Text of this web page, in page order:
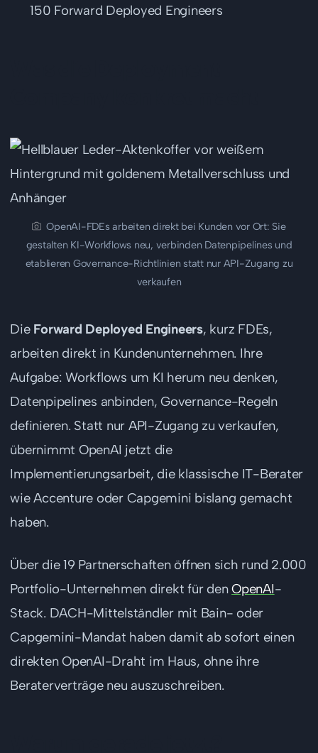
150 Forward Deployed Engineers
OpenAI-FDEs arbeiten direkt bei Kunden vor Ort: Sie
gestalten KI-Workflows neu, verbinden Datenpipelines und
etablieren Governance-Richtlinien statt nur API-Zugang zu
verkaufen
Die Forward Deployed Engineers, kurz FDEs,
arbeiten direkt in Kundenunternehmen. Ihre
Aufgabe: Workflows um KI herum neu denken,
Datenpipelines anbinden, Governance-Regeln
definieren. Statt nur API-Zugang zu verkaufen,
übernimmt OpenAI jetzt die
Implementierungsarbeit, die klassische IT-Berater
wie Accenture oder Capgemini bislang gemacht
haben.
Über die 19 Partnerschaften öffnen sich rund 2.000
Portfolio-Unternehmen direkt für denOpenAI-
Stack. DACH-Mittelständler mit Bain- oder
Capgemini-Mandat haben damit ab sofort einen
direkten OpenAI-Draht im Haus, ohne ihre
Beraterverträge neu auszuschreiben.